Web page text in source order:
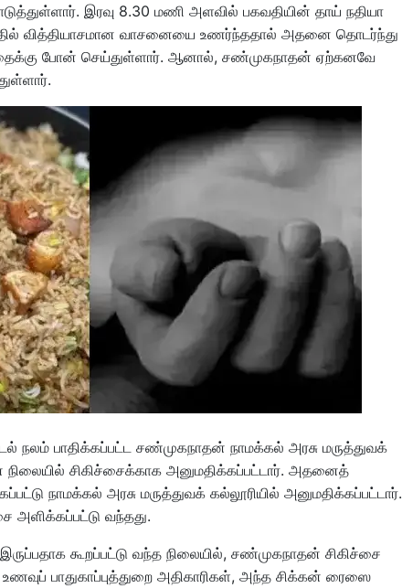
இரவு 8.30 மணி அளவில் பகவதியின் தாய் நதியா
வித்தியாசமான வாசனையை உணர்ந்ததால் அதனை தொடர்ந்து
போன் செய்துள்ளார். ஆனால், சண்முகநாதன் ஏற்கனவே
நலம் பாதிக்கப்பட்ட சண்முகநாதன் நாமக்கல் அரசு மருத்துவக்
சிகிச்சைக்காக அனுமதிக்கப்பட்டார். அதனைத்
நாமக்கல் அரசு மருத்துவக் கல்லூரியில் அனுமதிக்கப்பட்டார்.
அளிக்கப்பட்டு வந்தது.
கூறப்பட்டு வந்த நிலையில், சண்முகநாதன் சிகிச்சை
உணவுப் பாதுகாப்புத்துறை அதிகாரிகள், அந்த சிக்கன் ரைஸை